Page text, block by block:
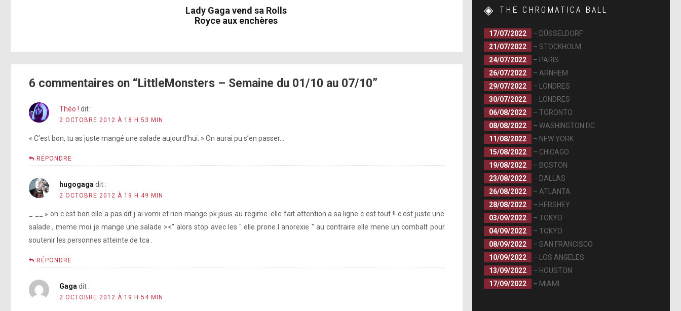
Lady Gaga vend sa Rolls
Royce aux enchères
6 commentaires on “LittleMonsters – Semaine du 01/10 au 07/10”
Théo ! dit :
2 OCTOBRE 2012 À 18 H 53 MIN
« C’est bon, tu as juste mangé une salade aujourd’hui. » On aurai pu s’en passer…
RÉPONDRE
hugogagadit :
2 OCTOBRE 2012 À 19 H 49 MIN
_ __ » oh c est bon elle a pas dit j ai vomi et rien mange pk jsuis au regime. elle fait attention a sa ligne c est tout !! c est juste une
salade , meme moi je mange une salade ><" alors stop avec les " elle prone l anorexie " au contraire elle mene un combalt pour
soutenir les personnes atteinte de tca .
RÉPONDRE
Gagadit :
2 OCTOBRE 2012 À 19 H 54 MIN
THE CHROMATICA BALL
17/07/2022
– DÜSSELDORF
21/07/2022
– STOCKHOLM
24/07/2022
– PARIS
26/07/2022
– ARNHEM
29/07/2022
– LONDRES
30/07/2022
– LONDRES
06/08/2022
– TORONTO
08/08/2022
– WASHINGTON DC
11/08/2022
– NEW YORK
15/08/2022
– CHICAGO
19/08/2022
– BOSTON
23/08/2022
– DALLAS
26/08/2022
– ATLANTA
28/08/2022
– HERSHEY
03/09/2022
– TOKYO
04/09/2022
– TOKYO
08/09/2022
– SAN FRANCISCO
10/09/2022
– LOS ANGELES
13/09/2022
– HOUSTON
17/09/2022
– MIAMI